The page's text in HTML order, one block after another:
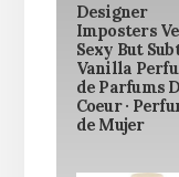
Designer
Imposters
Sexy But
Vanilla
de Parfums
Coeur ·
de Mujer